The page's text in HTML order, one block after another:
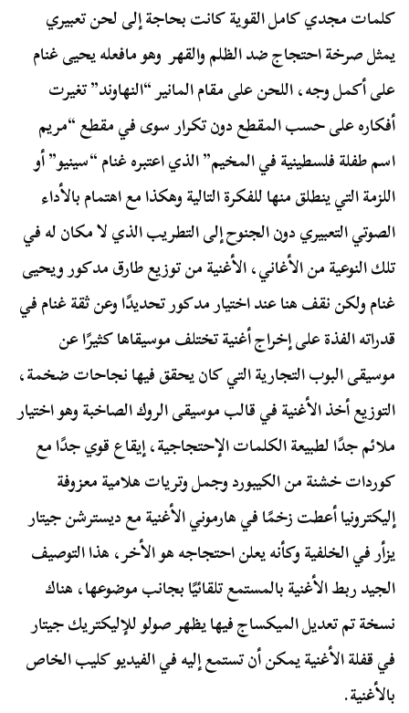
كلمات مجدي كامل القوية كانت بحاجة إلى لحن تعبيري
يمثل صرخة احتجاج ضد الظلم والقهر وهو مافعله يحيى غنام
على أكمل وجه، اللحن على مقام المانير “النهاوند” تغيرت
أفكاره على حسب المقطع دون تكرار سوى في مقطع “مريم
اسم طفلة فلسطينية في المخيم” الذي اعتبره غنام “سينيو” أو
اللزمة التي ينطلق منها للفكرة التالية وهكذا مع اهتمام بالأداء
الصوتي التعبيري دون الجنوح إلى التطريب الذي لا مكان له في
تلك النوعية من الأغاني، الأغنية من توزيع طارق مدكور ويحيى
غنام ولكن نقف هنا عند اختيار مدكور تحديدًا وعن ثقة غنام في
قدراته الفذة على إخراج أغنية تختلف موسيقاها كثيرًا عن
موسيقى البوب التجارية التي كان يحقق فيها نجاحات ضخمة،
التوزيع أخذ الأغنية في قالب موسيقى الروك الصاخبة وهو اختيار
ملائم جدًا لطبيعة الكلمات الإحتجاجية، إيقاع قوي جدًا مع
كوردات خشنة من الكيبورد وجمل وتريات هلامية معزوفة
إليكترونيا أعطت زخمًا في هارموني الأغنية مع ديسترشن جيتار
يزأر في الخلفية وكأنه يعلن احتجاجه هو الأخر، هذا التوصيف
الجيد ربط الأغنية بالمستمع تلقائيًا بجانب موضوعها، هناك
نسخة تم تعديل الميكساج فيها يظهر صولو للإليكتريك جيتار
في قفلة الأغنية يمكن أن تستمع إليه في الفيديو كليب الخاص
بالأغنية.